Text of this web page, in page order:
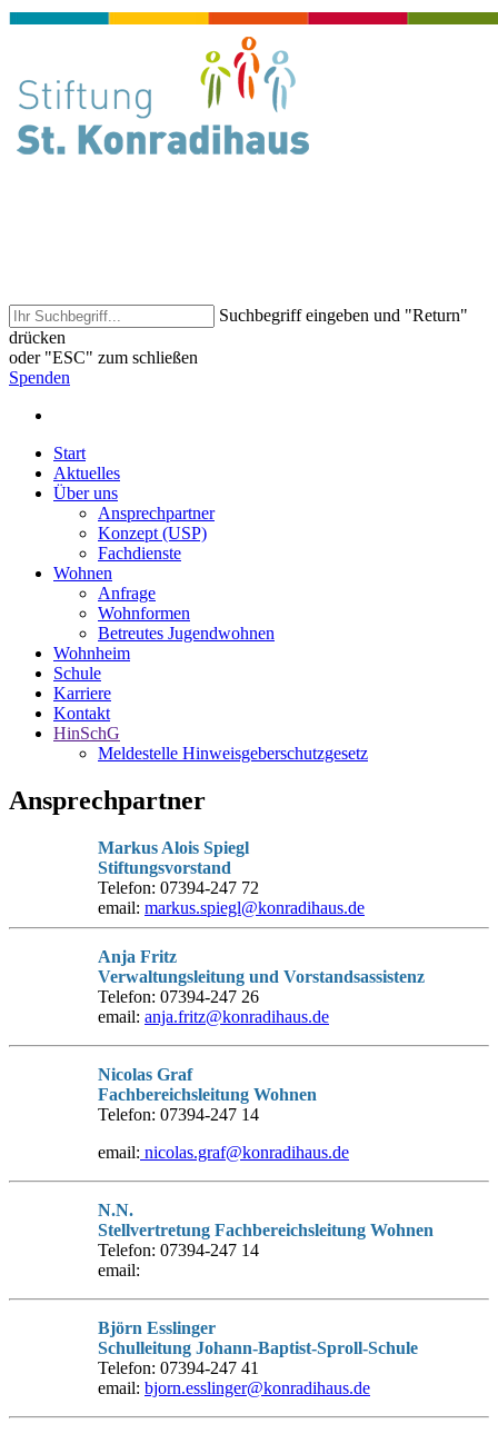
Suchbegriff eingeben und "Return"
drücken
oder "ESC" zum schließen
Spenden
Start
Aktuelles
Über uns
Ansprechpartner
Konzept (USP)
Fachdienste
Wohnen
Anfrage
Wohnformen
Betreutes Jugendwohnen
Wohnheim
Schule
Karriere
Kontakt
HinSchG
Meldestelle Hinweisgeberschutzgesetz
Ansprechpartner
Markus Alois Spiegl
Stiftungsvorstand
Telefon: 07394-247 72
email: markus.spiegl@konradihaus.de
Anja Fritz
Verwaltungsleitung und Vorstandsassistenz
Telefon: 07394-247 26
email: anja.fritz@konradihaus.de
Nicolas Graf
Fachbereichsleitung Wohnen
Telefon: 07394-247 14
email: nicolas.graf@konradihaus.de
N.N.
Stellvertretung Fachbereichsleitung Wohnen
Telefon: 07394-247 14
email:
Björn Esslinger
Schulleitung Johann-Baptist-Sproll-Schule
Telefon: 07394-247 41
email: bjorn.esslinger@konradihaus.de